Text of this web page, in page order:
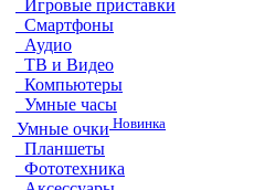
Игровые приставки
Смартфоны
Аудио
ТВ и Видео
Компьютеры
Умные часы
Умные очки Новинка
Планшеты
Фототехника